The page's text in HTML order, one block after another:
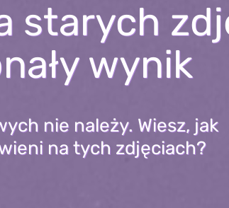
starych
wynik
nie należy. Wiesz, jak
na tych zdjęciach?